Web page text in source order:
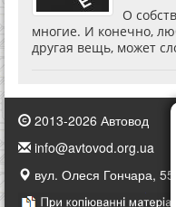
О
многие. И конечно,
другая вещь, может
2013-2026 Автовод
info@avtovod.org.ua
вул. Олеся Гончара, 55,